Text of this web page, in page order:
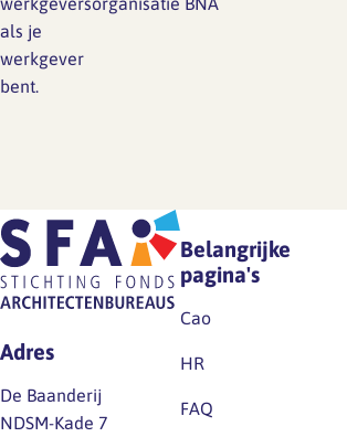
als je
werkgever
bent.
Adres
De Baanderij
NDSM-Kade 7
Belangrijke
pagina's
Cao
HR
FAQ